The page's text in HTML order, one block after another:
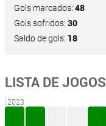
Gols marcados: 48
Gols sofridos: 30
Saldo de gols: 18
LISTA DE JOGOS
2023